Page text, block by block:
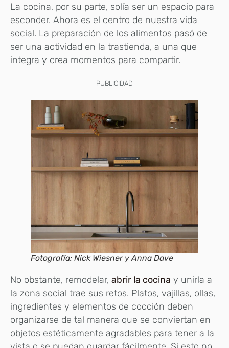
La cocina, por su parte, solía ser un espacio para
esconder. Ahora es el centro de nuestra vida
social. La preparación de los alimentos pasó de
ser una actividad en la trastienda, a una que
integra y crea momentos para compartir.
PUBLICIDAD
Fotografía: Nick Wiesner y Anna Dave
No obstante, remodelar, abrir la cocina y unirla a
la zona social trae sus retos. Platos, vajillas, ollas,
ingredientes y elementos de cocción deben
organizarse de tal manera que se conviertan en
objetos estéticamente agradables para tener a la